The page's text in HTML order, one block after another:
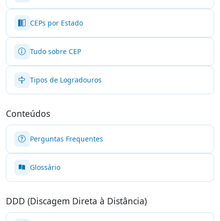
CEPs por Estado
Tudo sobre CEP
Tipos de Logradouros
Conteúdos
Perguntas Frequentes
Glossário
DDD (Discagem Direta à Distância)